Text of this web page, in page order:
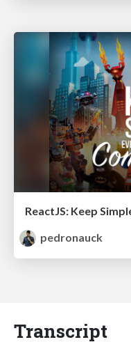
pedronauck
Transcript